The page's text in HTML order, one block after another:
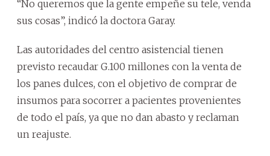
“No queremos que la gente empeñe su tele, venda
sus cosas”, indicó la doctora Garay.
Las autoridades del centro asistencial tienen
previsto recaudar G.100 millones con la venta de
los panes dulces, con el objetivo de comprar de
insumos para socorrer a pacientes provenientes
de todo el país, ya que no dan abasto y reclaman
un reajuste.